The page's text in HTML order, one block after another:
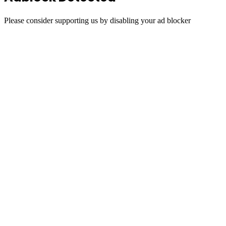
Please consider supporting us by disabling your ad blocker